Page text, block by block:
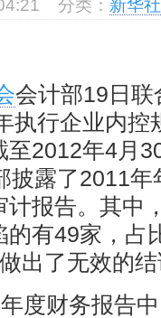
基
分类： 新华
会计部19日
执行企业内控
2012年4月
披露了2011
报告。其中
有49家，占
出了无效的
度财务报告